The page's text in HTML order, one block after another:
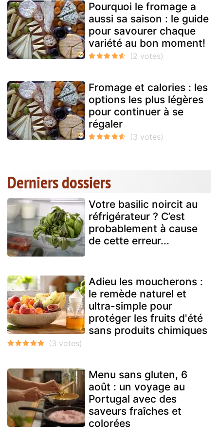
Pourquoi le fromage a
aussi sa saison : le guide
pour savourer chaque
variété au bon moment!
Fromage et calories : les
options les plus légères
pour continuer à se
régaler
Derniers dossiers
Votre basilic noircit au
réfrigérateur ? C’est
probablement à cause
de cette erreur...
Adieu les moucherons :
le remède naturel et
ultra-simple pour
protéger les fruits d'été
sans produits chimiques
Menu sans gluten, 6
août : un voyage au
Portugal avec des
saveurs fraîches et
colorées